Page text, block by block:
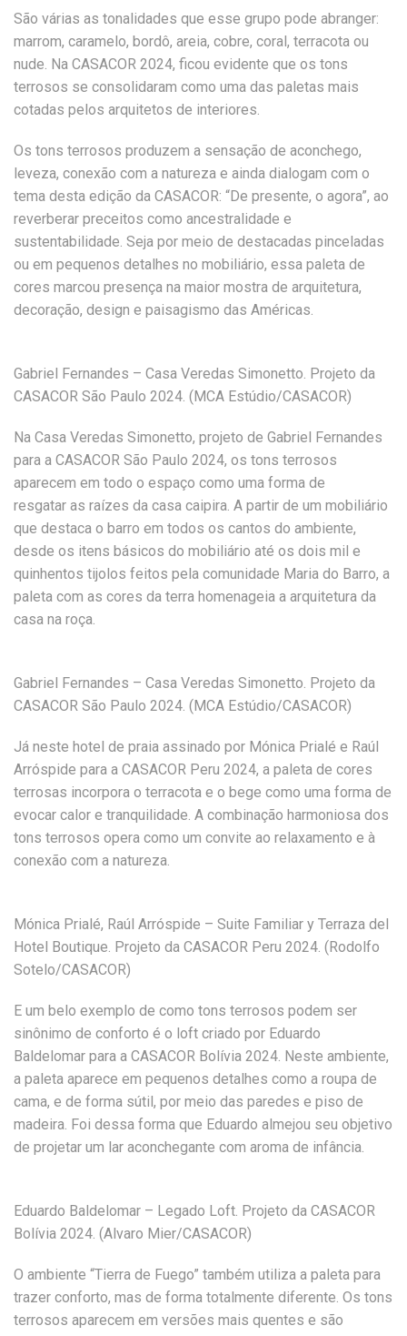
São várias as tonalidades que esse grupo pode abranger:
marrom, caramelo, bordô, areia, cobre, coral, terracota ou
nude. Na CASACOR 2024, ficou evidente que os tons
terrosos se consolidaram como uma das paletas mais
cotadas pelos arquitetos de interiores.
Os tons terrosos produzem a sensação de aconchego,
leveza, conexão com a natureza e ainda dialogam com o
tema desta edição da CASACOR: “De presente, o agora”, ao
reverberar preceitos como ancestralidade e
sustentabilidade. Seja por meio de destacadas pinceladas
ou em pequenos detalhes no mobiliário, essa paleta de
cores marcou presença na maior mostra de arquitetura,
decoração, design e paisagismo das Américas.
Gabriel Fernandes – Casa Veredas Simonetto. Projeto da
CASACOR São Paulo 2024. (MCA Estúdio/CASACOR)
Na Casa Veredas Simonetto, projeto de Gabriel Fernandes
para a CASACOR São Paulo 2024, os tons terrosos
aparecem em todo o espaço como uma forma de
resgatar as raízes da casa caipira. A partir de um mobiliário
que destaca o barro em todos os cantos do ambiente,
desde os itens básicos do mobiliário até os dois mil e
quinhentos tijolos feitos pela comunidade Maria do Barro, a
paleta com as cores da terra homenageia a arquitetura da
casa na roça.
Gabriel Fernandes – Casa Veredas Simonetto. Projeto da
CASACOR São Paulo 2024. (MCA Estúdio/CASACOR)
Já neste hotel de praia assinado por Mónica Prialé e Raúl
Arróspide para a CASACOR Peru 2024, a paleta de cores
terrosas incorpora o terracota e o bege como uma forma de
evocar calor e tranquilidade. A combinação harmoniosa dos
tons terrosos opera como um convite ao relaxamento e à
conexão com a natureza.
Mónica Prialé, Raúl Arróspide – Suite Familiar y Terraza del
Hotel Boutique. Projeto da CASACOR Peru 2024. (Rodolfo
Sotelo/CASACOR)
E um belo exemplo de como tons terrosos podem ser
sinônimo de conforto é o loft criado por Eduardo
Baldelomar para a CASACOR Bolívia 2024. Neste ambiente,
a paleta aparece em pequenos detalhes como a roupa de
cama, e de forma sútil, por meio das paredes e piso de
madeira. Foi dessa forma que Eduardo almejou seu objetivo
de projetar um lar aconchegante com aroma de infância.
Eduardo Baldelomar – Legado Loft. Projeto da CASACOR
Bolívia 2024. (Alvaro Mier/CASACOR)
O ambiente “Tierra de Fuego” também utiliza a paleta para
trazer conforto, mas de forma totalmente diferente. Os tons
terrosos aparecem em versões mais quentes e são